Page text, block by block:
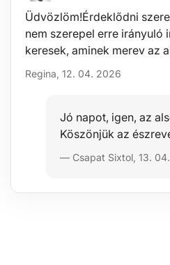
Üdvözlöm!Érdeklődni
nem szerepel erre irányuló
keresek, aminek merev az
Regina, 12. 04. 2026
Jó napot, igen, az
Köszönjük az
— Csapat Sixtol, 13.